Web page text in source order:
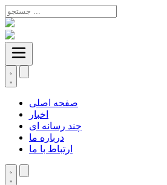
صفحه اصلی
اخبار
چند رسانه ای
درباره ما
ارتباط با ما